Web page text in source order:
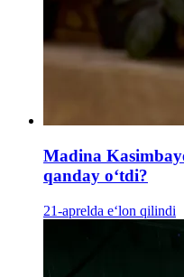
Madina
qanday oʻtdi?
21-aprelda e‘lon qilindi